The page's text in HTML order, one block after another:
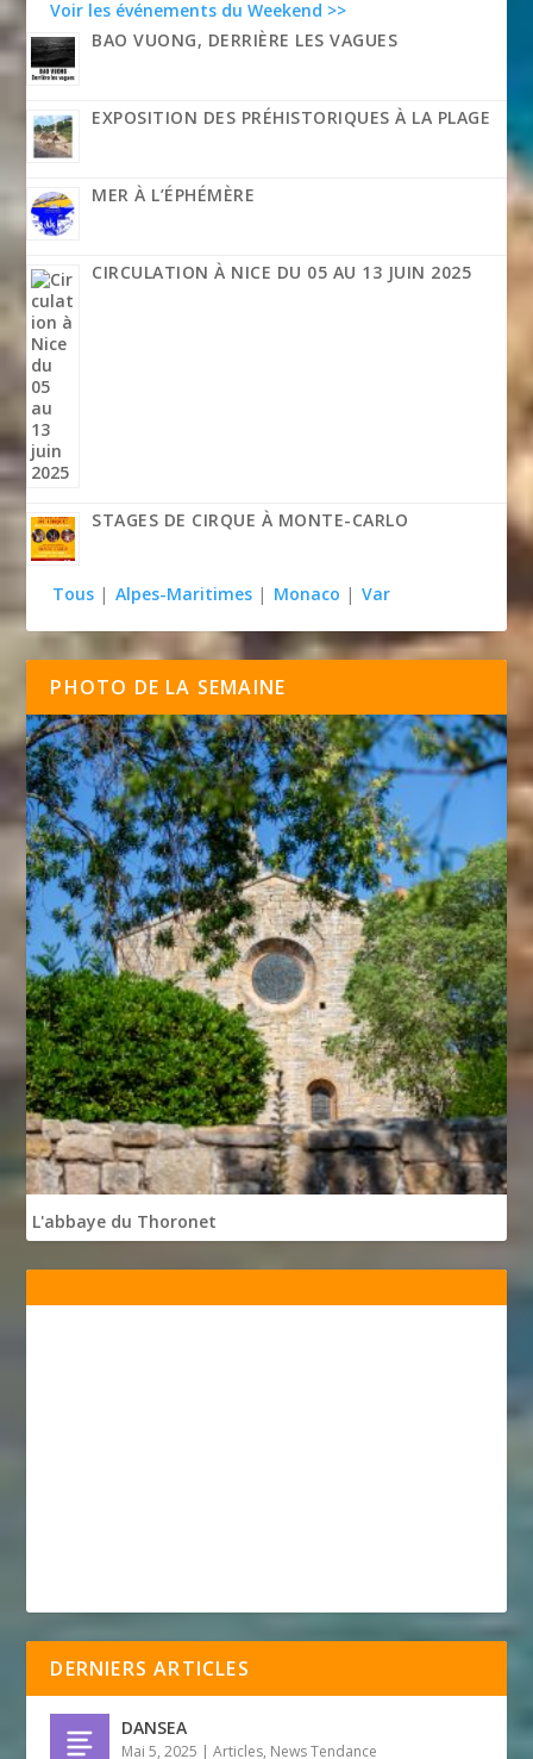
Voir les événements du Weekend >>
BAO VUONG, DERRIÈRE LES VAGUES
EXPOSITION DES PRÉHISTORIQUES À LA PLAGE
MER À L’ÉPHÉMÈRE
CIRCULATION À NICE DU 05 AU 13 JUIN 2025
STAGES DE CIRQUE À MONTE-CARLO
Tous | Alpes-Maritimes | Monaco | Var
PHOTO DE LA SEMAINE
L'abbaye du Thoronet
DERNIERS ARTICLES
DANSEA
Mai 5, 2025 |Articles, News Tendance